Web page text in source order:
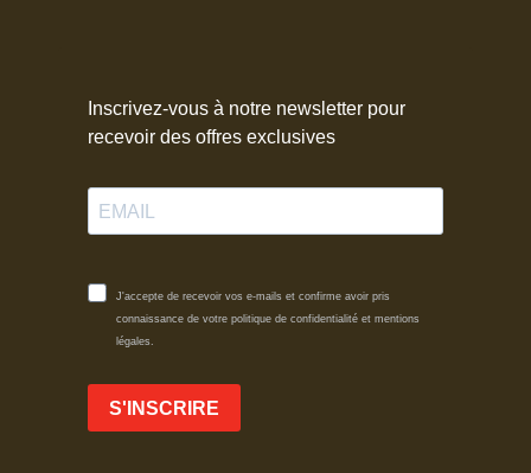
Inscrivez-vous à notre newsletter pour
recevoir des offres exclusives
J'accepte de recevoir vos e-mails et confirme avoir pris
connaissance de votre politique de confidentialité et mentions
légales.
S'INSCRIRE